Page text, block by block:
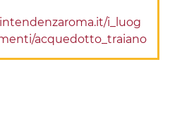
i_luog
acquedotto_traiano